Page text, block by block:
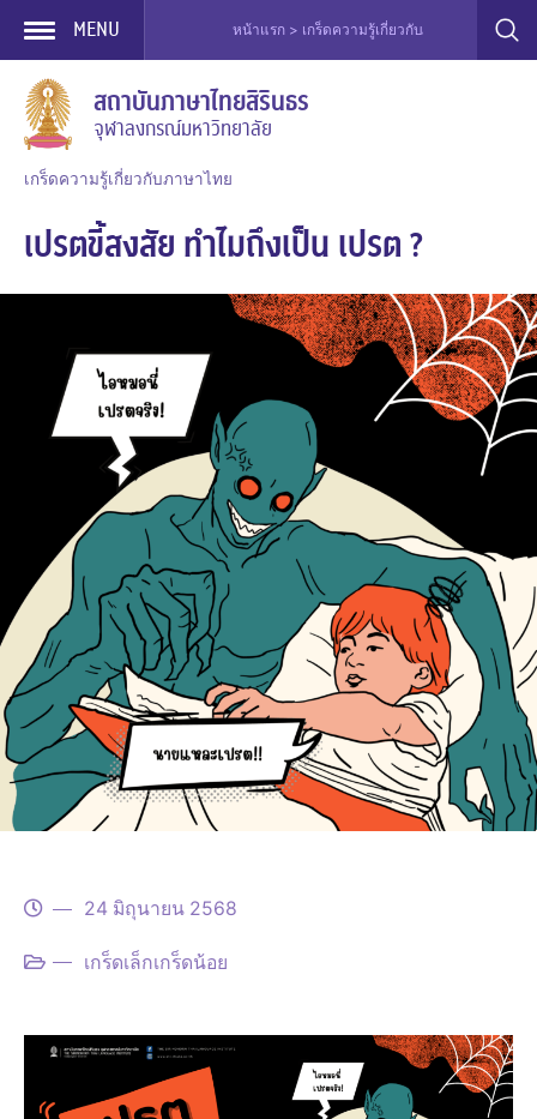
Skip
content
MENU หน้าแรก > เกร็ดความรู้เกี่ยวกับภาษาไทย > เกร็ดเล็
สถาบันภาษาไทยสิรินธร
จุฬาลงกรณ์มหาวิทยาลัย
เกร็ดความรู้เกี่ยวกับภาษาไทย
เปรตขี้สงสัย ทำไมถึงเป็น เปรต ?
24 มิถุนายน 2568
เกร็ดเล็กเกร็ดน้อย